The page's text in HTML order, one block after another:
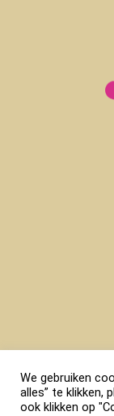
We gebruiken
alles” te klikken,
ook klikken op